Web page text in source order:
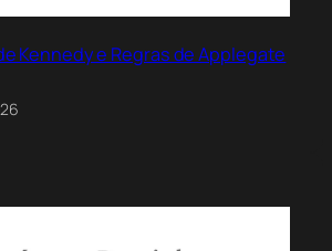
Kennedy e Regras de Applegate